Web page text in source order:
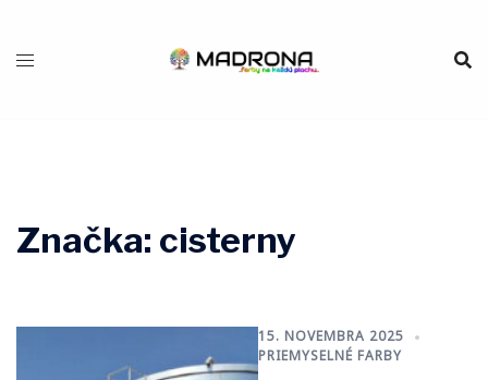
obsah
Značka: cisterny
15. NOVEMBRA 2025
PRIEMYSELNÉ FARBY